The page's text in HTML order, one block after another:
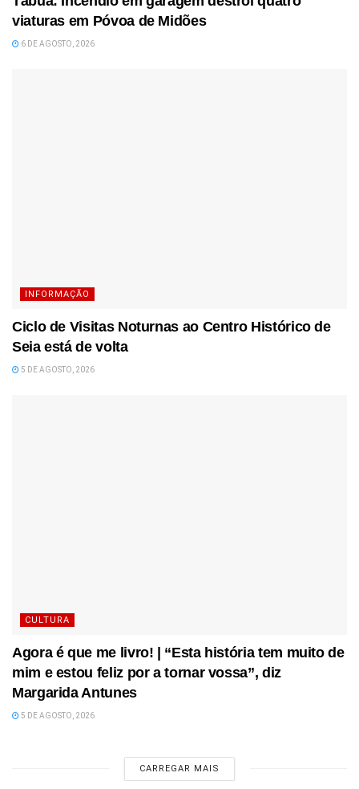
viaturas em Póvoa de Midões
6 DE AGOSTO, 2026
INFORMAÇÃO
Ciclo de Visitas Noturnas ao Centro Histórico de
Seia está de volta
5 DE AGOSTO, 2026
CULTURA
Agora é que me livro! | “Esta história tem muito de
mim e estou feliz por a tornar vossa”, diz
Margarida Antunes
5 DE AGOSTO, 2026
CARREGAR MAIS